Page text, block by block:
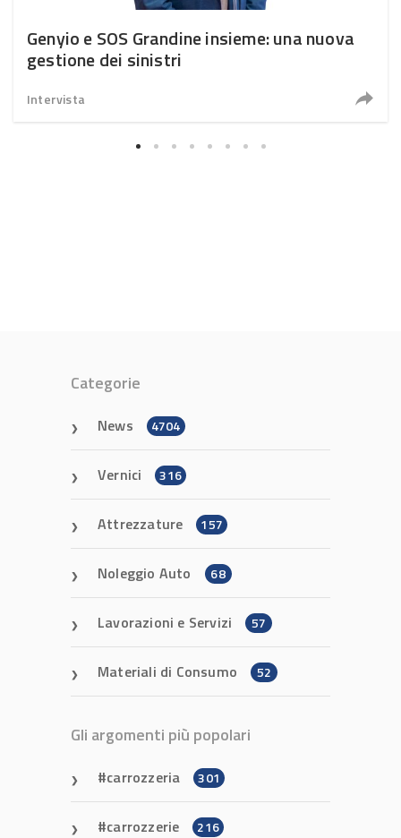
Genyio e SOS Grandine insieme: una nuova
gestione dei sinistri
Intervista
Categorie
News 4704
Vernici 316
Attrezzature 157
Noleggio Auto 68
Lavorazioni e Servizi 57
Materiali di Consumo 52
Gli argomenti più popolari
carrozzeria 301
carrozzerie 216